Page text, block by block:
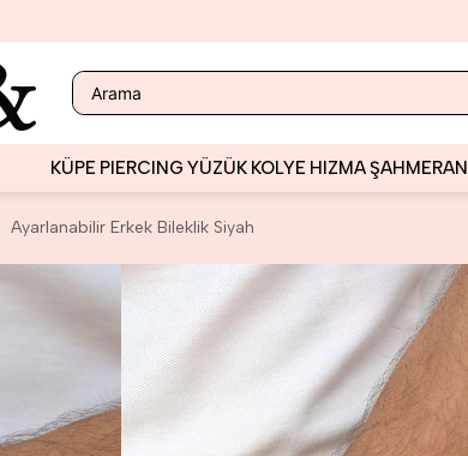
KÜPE PIERCING YÜZÜK KOLYE HIZMAŞAHMERAN
Ayarlanabilir Erkek Bileklik Siyah